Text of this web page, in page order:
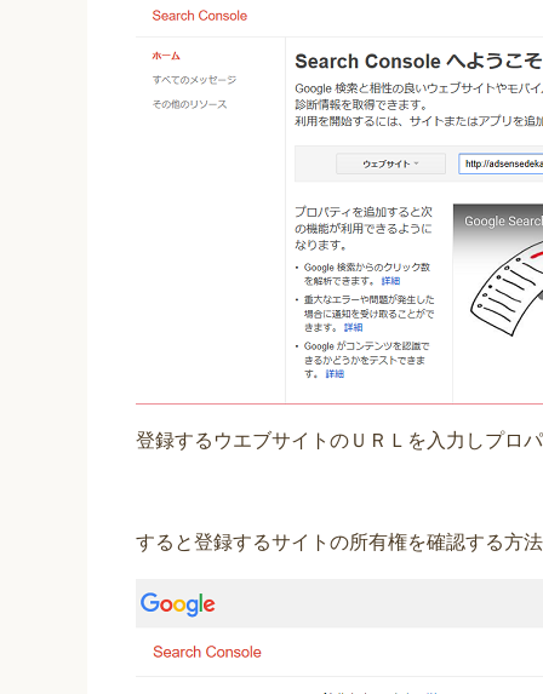
登録するウエブサイトのＵＲＬを入力しプロ
すると登録するサイトの所有権を確認する方